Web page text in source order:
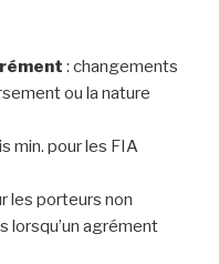
: changements
ou la nature
min. pour les FIA
les porteurs non
lorsqu’un agrément